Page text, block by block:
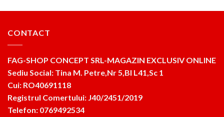
CONTACT
FAG-SHOP CONCEPT SRL-MAGAZIN EXCLUSIV ONLINE
Sediu Social: Tina M. Petre,Nr 5,Bl L41,Sc 1
Cui: RO40691118
Registrul Comertului: J40/2451/2019
Telefon: 0769492534